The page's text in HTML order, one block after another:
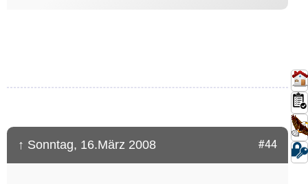
↑ Sonntag, 16.März 2008 #44